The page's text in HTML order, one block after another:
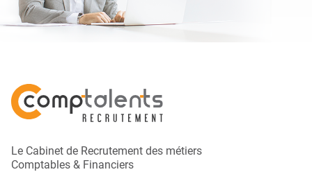
Le Cabinet de Recrutement des métiers
Comptables & Financiers